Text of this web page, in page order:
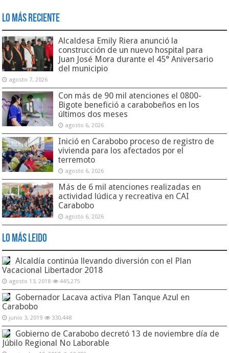
Lo Más Reciente
Alcaldesa Emily Riera anunció la
construcción de un nuevo hospital para
Juan José Mora durante el 45° Aniversario
del municipio
agosto 7, 2026
Con más de 90 mil atenciones el 0800-
Bigote benefició a carabobeños en los
últimos dos meses
agosto 6, 2026
Inició en Carabobo proceso de registro de
vivienda para los afectados por el
terremoto
agosto 6, 2026
Más de 6 mil atenciones realizadas en
actividad lúdica y recreativa en CAI
Carabobo
agosto 6, 2026
Lo Más Leido
Alcaldía continúa llevando diversión con el Plan
Vacacional Libertador 2018
agosto 13, 2018 445,275
Gobernador Lacava activa Plan Tanque Azul en
Carabobo
junio 3, 2019 330,448
Gobierno de Carabobo decretó 13 de noviembre día de
Júbilo Regional No Laborable